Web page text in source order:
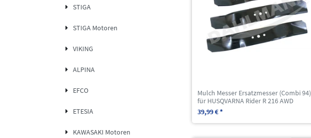
STIGA
STIGA Motoren
VIKING
ALPINA
EFCO
ETESIA
KAWASAKI Motoren
Mulch Messer Ersatzmesser (Combi 94)
für HUSQVARNA Rider R 216 AWD
39,99 € *